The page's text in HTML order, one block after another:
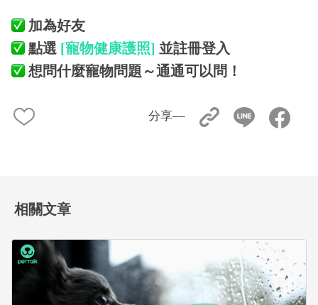
加為好友
點選 [寵物健康護照] 並註冊登入
想問什麼寵物問題～通通可以問！
分享––
相關文章